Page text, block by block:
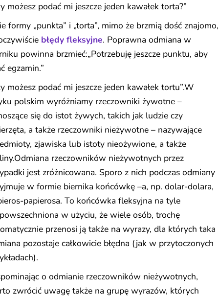
możesz podać mi jeszcze jeden kawałek torta?”
formy „punkta” i „torta”, mimo że brzmią dość znajomo,
błędy fleksyjne. Poprawna odmiana w
powinna brzmieć:„Potrzebuję jeszcze punktu, aby
egzamin.”
możesz podać mi jeszcze jeden kawałek tortu”.W
polskim wyróżniamy rzeczowniki żywotne –
się do istot żywych, takich jak ludzie czy
a także rzeczowniki nieżywotne – nazywające
zjawiska lub istoty nieożywione, a także
rzeczowników nieżywotnych przez
jest zróżnicowana. Sporo z nich podczas odmiany
w formie biernika końcówkę –a, np. dolar-dolara,
papierosa. To końcówka fleksyjna na tyle
w użyciu, że wiele osób, trochę
przenosi ją także na wyrazy, dla których taka
pozostaje całkowicie błędna (jak w przytoczonych
o odmianie rzeczowników nieżywotnych,
zwrócić uwagę także na grupę wyrazów, których